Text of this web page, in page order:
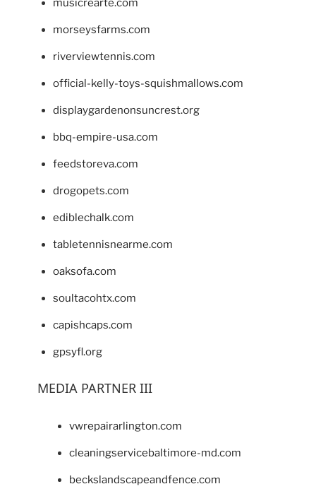
musicrearte.com
morseysfarms.com
riverviewtennis.com
official-kelly-toys-squishmallows.com
displaygardenonsuncrest.org
bbq-empire-usa.com
feedstoreva.com
drogopets.com
ediblechalk.com
tabletennisnearme.com
oaksofa.com
soultacohtx.com
capishcaps.com
gpsyfl.org
MEDIA PARTNER III
vwrepairarlington.com
cleaningservicebaltimore-md.com
beckslandscapeandfence.com